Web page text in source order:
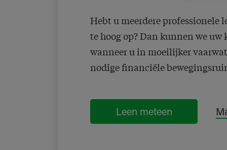
Hebt u meerdere professionele
te hoog op? Dan kunnen we
wanneer u in moeilijker
nodige financiële
Leen meteen